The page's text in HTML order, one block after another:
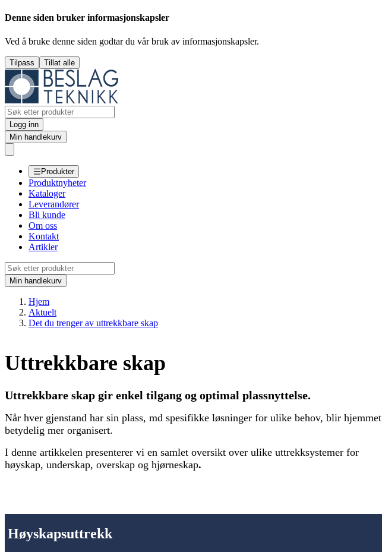
Denne siden bruker informasjonskapsler
Ved å bruke denne siden godtar du vår bruk av informasjonskapsler.
Tilpass Tillat alle
Logg inn
Min handlekurv
Produkter
Produktnyheter
Kataloger
Leverandører
Bli kunde
Om oss
Kontakt
Artikler
Min handlekurv
Hjem
Aktuelt
Det du trenger av uttrekkbare skap
Uttrekkbare skap
Uttrekkbare skap gir enkel tilgang og optimal plassnyttelse.
Når hver gjenstand har sin plass, md spesifikke løsninger for ulike behov, blir hjemmet
betydelig mer organisert.
I denne artikkelen presenterer vi en samlet oversikt over ulike uttrekksystemer for
høyskap, underskap, overskap og hjørneskap.
Høyskapsuttrekk